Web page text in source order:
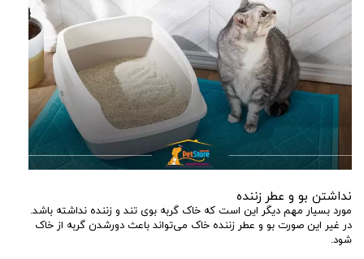
نداشتن بو و عطر زننده
مورد بسیار مهم دیگر این است که خاک گربه بوی تند و زننده نداشته باشد.
در غیر این صورت بو و عطر زننده خاک می‌تواند باعث دورشدن گربه از خاک
شود.